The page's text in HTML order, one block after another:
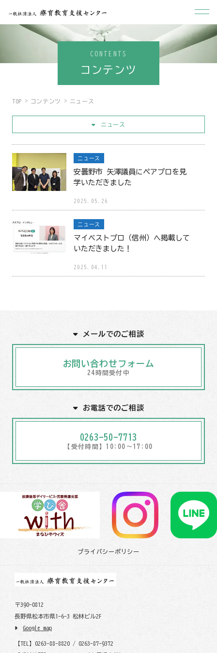
CONTENTS
コンテンツ
TOP コンテンツ ニュース
ニュース
ニュース
安曇野市 矢澤議員にペアプロを見
学いただきました
2025.05.26
ニュース
マイベストプロ（信州）へ掲載して
いただきました！
2025.04.11
メールでのご相談
お問い合わせフォーム
24時間受付中
お電話でのご相談
0263-50-7713
【受付時間】10:00～17:00
プライバシーポリシー
〒390-0812
長野県松本市県1-6-3 松林ビル2F
Google map
【TEL】0263-88-8820 / 0263-87-9372